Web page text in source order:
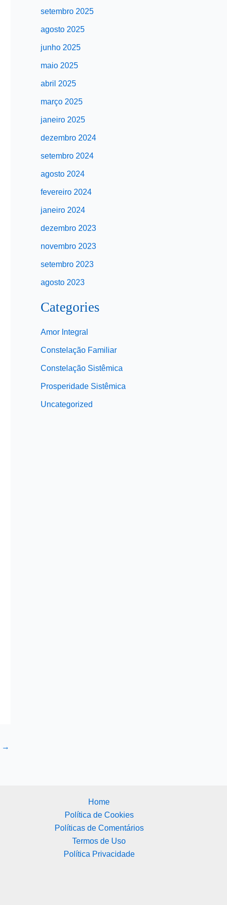
→
setembro 2025
agosto 2025
junho 2025
maio 2025
abril 2025
março 2025
janeiro 2025
dezembro 2024
setembro 2024
agosto 2024
fevereiro 2024
janeiro 2024
dezembro 2023
novembro 2023
setembro 2023
agosto 2023
Categories
Amor Integral
Constelação Familiar
Constelação Sistêmica
Prosperidade Sistêmica
Uncategorized
Home
Política de Cookies
Políticas de Comentários
Termos de Uso
Política Privacidade